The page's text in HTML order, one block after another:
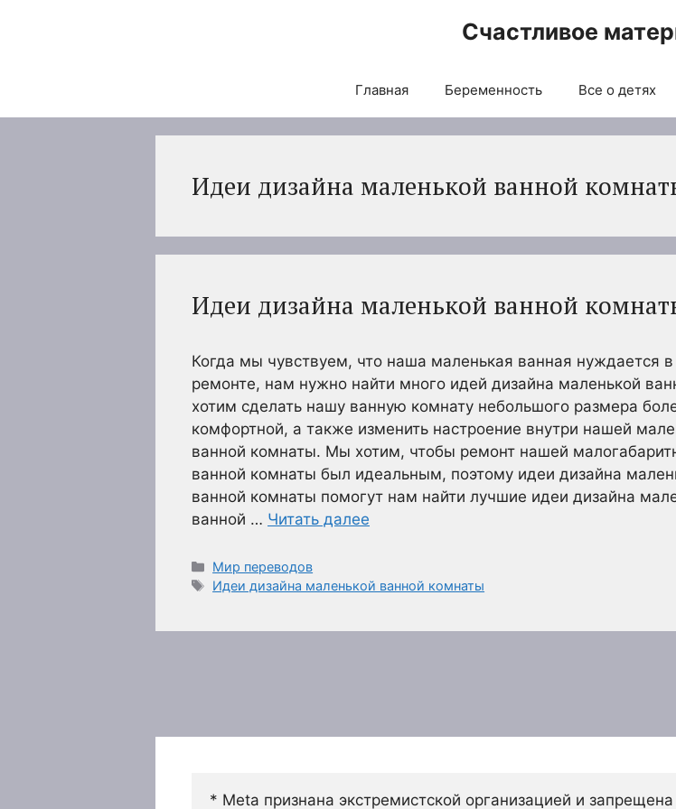
Счастливое
Главная Беременность Все о детях
Идеи дизайна маленькой ванной
Идеи дизайна маленькой ванной
Когда мы чувствуем, что наша маленькая ванная нуждается в
ремонте, нам нужно найти много идей дизайна маленькой
хотим сделать нашу ванную комнату небольшого размера
комфортной, а также изменить настроение внутри нашей
ванной комнаты. Мы хотим, чтобы ремонт нашей
ванной комнаты был идеальным, поэтому идеи дизайна
ванной комнаты помогут нам найти лучшие идеи дизайна
ванной … Читать далее
Рубрики
Мир переводов
Метки
Идеи дизайна маленькой ванной комнаты
* Meta признана экстремистской организацией и